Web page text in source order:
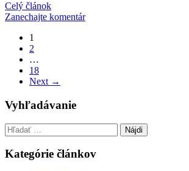
Celý článok
Zanechajte komentár
Stránkovanie
príspevkov
1
2
…
18
Next →
Vyhľadávanie
Hľadať:
Kategórie článkov